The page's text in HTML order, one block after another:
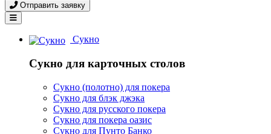
Отправить заявку
Сукно
Сукно для карточных столов
Сукно (полотно) для покера
Сукно для блэк джэка
Сукно для русского покера
Сукно для покера оазис
Сукно для Пунто Банко